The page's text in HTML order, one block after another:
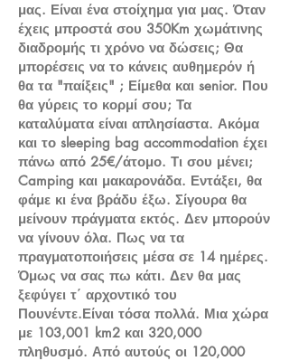
μας. Είναι ένα στοίχημα για μας. Όταν
έχεις μπροστά σου 350Km χωμάτινης
διαδρομής τι χρόνο να δώσεις; Θα
μπορέσεις να το κάνεις αυθημερόν ή
θα τα "παίξεις" ; Είμεθα και senior. Που
θα γύρεις το κορμί σου; Τα
καταλύματα είναι απλησίαστα. Ακόμα
και το sleeping bag accommodation έχει
πάνω από 25€/άτομο. Τι σου μένει;
Camping και μακαρονάδα. Εντάξει, θα
φάμε κι ένα βράδυ έξω. Σίγουρα θα
μείνουν πράγματα εκτός. Δεν μπορούν
να γίνουν όλα. Πως να τα
πραγματοποιήσεις μέσα σε 14 ημέρες.
Όμως να σας πω κάτι. Δεν θα μας
ξεφύγει τ΄ αρχοντικό του
Πουνέντε.Είναι τόσα πολλά. Μια χώρα
με 103,001 km2 και 320,000
πληθυσμό. Από αυτούς οι 120,000